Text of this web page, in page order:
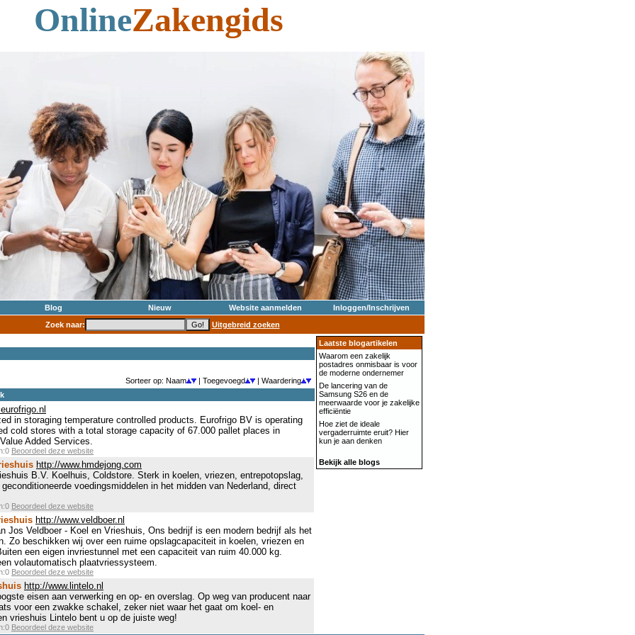
OnlineZakengids
Blog Nieuw Website aanmelden
Inloggen/Inschrijven
Zoek naar:
Uitgebreid zoeken
Sorteer op: Naam | Toegevoegd
| Waardering
in storaging temperature controlled products. Eurofrigo BV is operating
cold stores with a total storage capacity of 67.000 pallet places in
Added Services.
Beoordeel deze website
http://www.hmdejong.com
B.V. Koelhuis, Coldstore. Sterk in koelen, vriezen, entrepotopslag,
voedingsmiddelen in het midden van Nederland, direct
Beoordeel deze website
http://www.veldboer.nl
Jos Veldboer - Koel en Vrieshuis, Ons bedrijf is een modern bedrijf als het
Zo beschikken wij over een ruime opslagcapaciteit in koelen, vriezen en
een eigen invriestunnel met een capaciteit van ruim 40.000 kg.
volautomatisch plaatvriessysteem.
Beoordeel deze website
http://www.lintelo.nl
eisen aan verwerking en op- en overslag. Op weg van producent naar
voor een zwakke schakel, zeker niet waar het gaat om koel- en
vrieshuis Lintelo bent u op de juiste weg!
Beoordeel deze website
Laatste blogartikelen
Waarom een zakelijk
postadres onmisbaar is voor
de moderne ondernemer
De lancering van de
Samsung S26 en de
meerwaarde voor je zakelijke
efficiëntie
Hoe ziet de ideale
vergaderruimte eruit? Hier
kun je aan denken
Bekijk alle blogs